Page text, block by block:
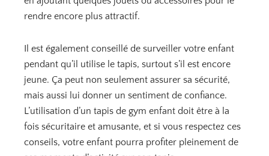
rendre encore plus attractif.
Il est également conseillé de surveiller votre enfant
pendant qu’il utilise le tapis, surtout s’il est encore
jeune. Ça peut non seulement assurer sa sécurité,
mais aussi lui donner un sentiment de confiance.
L’utilisation d’un tapis de gym enfant doit être à la
fois sécuritaire et amusante, et si vous respectez ces
conseils, votre enfant pourra profiter pleinement de